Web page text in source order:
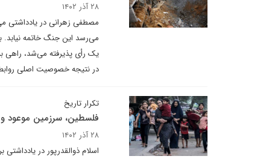
۲۸ آذر ۱۴۰۲
مصطفی زهرانی در یادداشتی
می‌رسد این جنگ خاتمه نیابد.
یک رأی پذیرفته می‌شد، راهی
در نتیجه خصوصیت اصلی
تکرار تاریخ
فلسطین، سرزمین موعود
۲۸ آذر ۱۴۰۲
اسلام ذوالقدرپور در